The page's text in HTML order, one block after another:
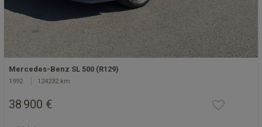
Mercedes-Benz SL 500 (R129)
1992 124232 km
38 900 €